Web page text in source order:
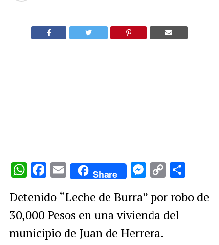
WhatsApp
Facebook
EmailShare
Copy
Detenido “Leche de Burra” por robo de
30,000 Pesos en una vivienda del
municipio de Juan de Herrera.